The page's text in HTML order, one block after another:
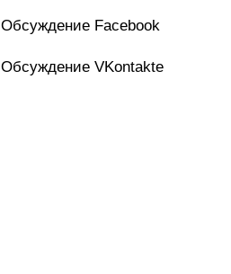
Обсуждение Facebook
Обсуждение VKontakte